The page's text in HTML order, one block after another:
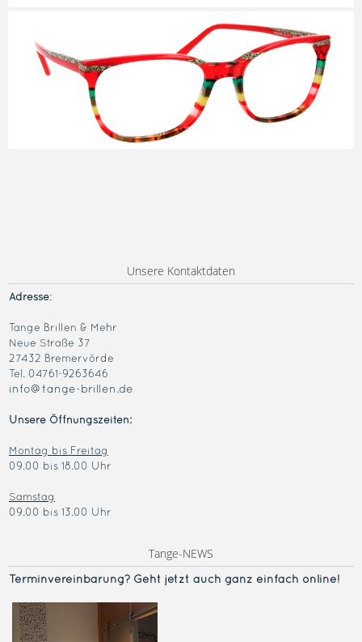
Unsere Kontaktdaten
Adresse:
Tange Brillen & Mehr
Neue Straße 37
27432 Bremervörde
Tel. 04761-9263646
info@tange-brillen.de
Unsere Öffnungszeiten:
Montag bis Freitag
09.00 bis 18.00 Uhr
Samstag
09.00 bis 13.00 Uhr
Tange-NEWS
Terminvereinbarung? Geht jetzt auch ganz einfach online!